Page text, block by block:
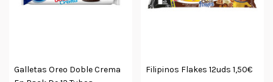
Galletas Oreo Doble Crema
Filipinos Flakes 12uds 1,50€